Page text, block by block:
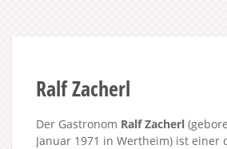
Ralf Zacherl
Der Gastronom Ralf Zacherl
Januar 1971 in Wertheim) ist einer